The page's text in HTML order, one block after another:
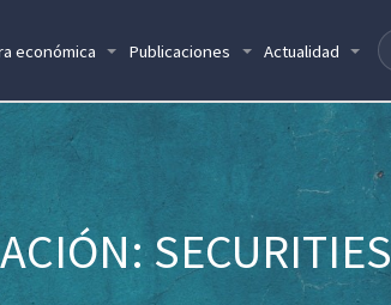
económica Publicaciones Actualidad